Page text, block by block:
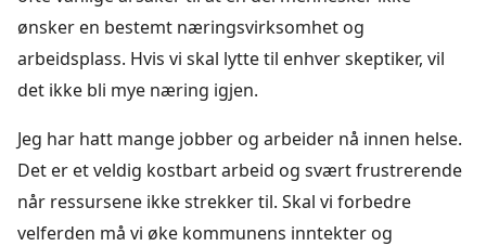
ønsker en bestemt næringsvirksomhet og
arbeidsplass. Hvis vi skal lytte til enhver skeptiker, vil
det ikke bli mye næring igjen.
Jeg har hatt mange jobber og arbeider nå innen helse.
Det er et veldig kostbart arbeid og svært frustrerende
når ressursene ikke strekker til. Skal vi forbedre
velferden må vi øke kommunens inntekter og